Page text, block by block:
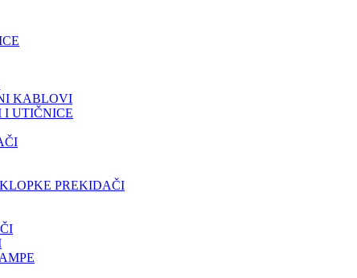
KABLOVI
I UTIČNICE
PREKIDAČI